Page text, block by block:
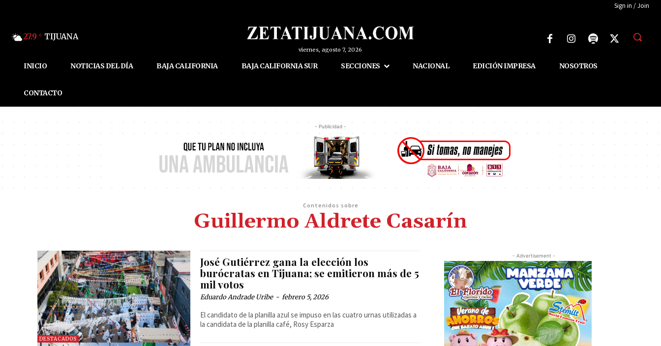
Sign in / Join
27.9 C TIJUANA
viernes, agosto 7, 2026
INICIO NOTICIAS DEL DÍA BAJA CALIFORNIA BAJA CALIFORNIA SUR SECCIONES NACIONAL EDICIÓN IMPRESA NOSOTROS
CONTACTO
- Publicidad -
Contenidos sobre
Guillermo Aldrete Casarín
DESTACADOS
José Gutiérrez gana la elección los
burócratas en Tijuana; se emitieron más de 5
mil votos
Eduardo Andrade Uribe - febrero 5, 2026
El candidato de la planilla azul se impuso en las cuatro urnas utilizadas a
la candidata de la planilla café, Rosy Esparza
- Advertisement -